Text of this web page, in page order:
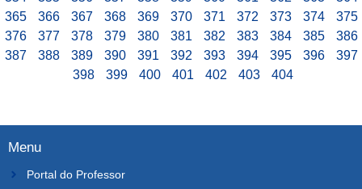
365
366 367 368 369 370 371 372 373 374
375
376
377 378 379 380 381 382 383 384 385
386
387
388 389 390 391 392 393 394 395 396
397
398
399 400 401 402 403 404
Menu
Portal do Professor